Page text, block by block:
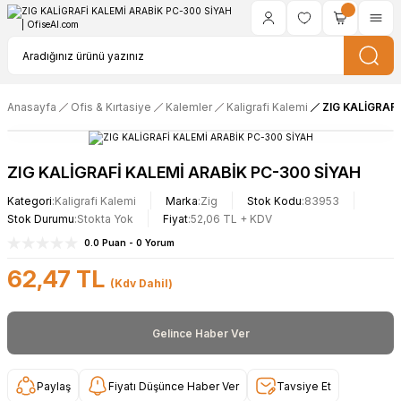
Anasayfa Ofis & Kırtasiye Kalemler Kaligrafi Kalemi ZIG
ZIG KALİGRAFİ KALEMİ ARABİK PC-300 SİYAH
Kategori Kaligrafi Kalemi Marka Zig Stok Kodu 83953
Stok Durumu Stokta Yok Fiyat 52,06 TL + KDV
0.0 Puan - 0 Yorum
62,47 TL (Kdv Dahil)
Gelince Haber Ver
Paylaş Fiyatı Düşünce Haber Ver Tavsiye Et